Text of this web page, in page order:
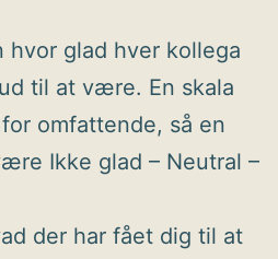
hvor glad hver kollega
til at være. En skala
omfattende, så en
Ikke glad – Neutral –
der har fået dig til at